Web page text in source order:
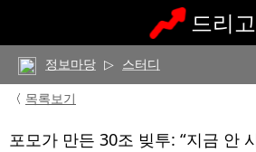
드리고
정보마당 ▷ 스터디
〈 목록보기
포모가 만든 30조 빚투: “지금 안